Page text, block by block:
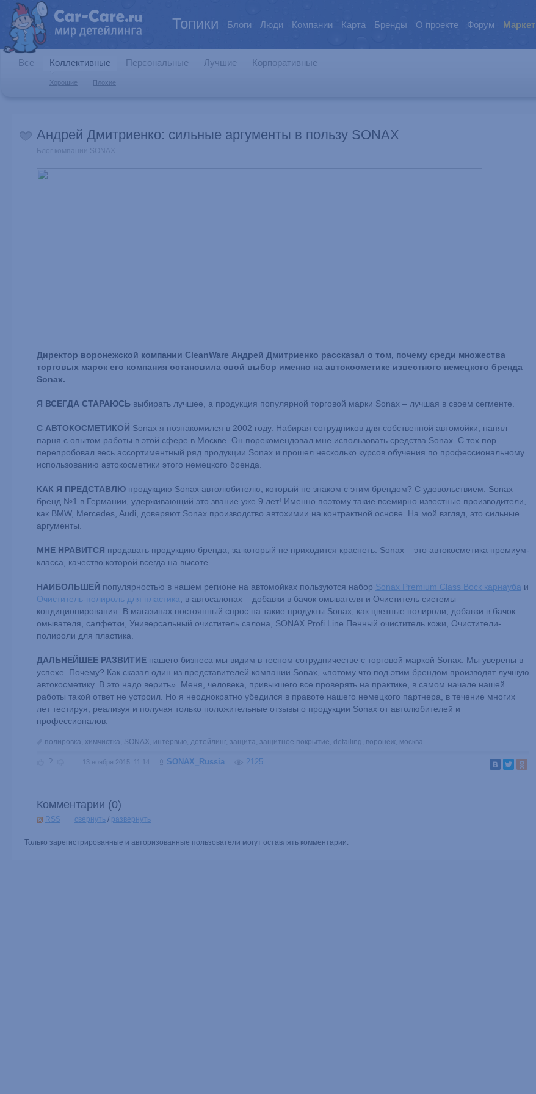
Топики Блоги Люди Компании Карта Бренды О проекте Форум Маркет
Все Коллективные
Хорошие Плохие
Персональные Лучшие Корпоративные
Андрей Дмитриенко: сильные аргументы в пользу SONAX
Блог компании SONAX
Директор воронежской компании CleanWare Андрей Дмитриенко рассказал о том, почему среди множества
торговых марок его компания остановила свой выбор именно на автокосметике известного немецкого бренда
Sonax.
Я ВСЕГДА СТАРАЮСЬ выбирать лучшее, а продукция популярной торговой марки Sonax – лучшая в своем сегменте.
С АВТОКОСМЕТИКОЙ Sonax я познакомился в 2002 году. Набирая сотрудников для собственной автомойки, нанял
парня с опытом работы в этой сфере в Москве. Он порекомендовал мне использовать средства Sonax. С тех пор
перепробовал весь ассортиментный ряд продукции Sonax и прошел несколько курсов обучения по профессиональному
использованию автокосметики этого немецкого бренда.
КАК Я ПРЕДСТАВЛЮ продукцию Sonax автолюбителю, который не знаком с этим брендом? С удовольствием: Sonax –
бренд №1 в Германии, удерживающий это звание уже 9 лет! Именно поэтому такие всемирно известные производители,
как BMW, Mercedes, Audi, доверяют Sonax производство автохимии на контрактной основе. На мой взгляд, это сильные
аргументы.
МНЕ НРАВИТСЯ продавать продукцию бренда, за который не приходится краснеть. Sonax – это автокосметика премиум-
класса, качество которой всегда на высоте.
НАИБОЛЬШЕЙ популярностью в нашем регионе на автомойках пользуются набор Sonax Premium Class Воск карнауба и
Очиститель-полироль для пластика , в автосалонах – добавки в бачок омывателя и Очиститель системы
кондиционирования. В магазинах постоянный спрос на такие продукты Sonax, как цветные полироли, добавки в бачок
омывателя, салфетки, Универсальный очиститель салона, SONAX Profi Line Пенный очиститель кожи, Очистители-
полироли для пластика.
ДАЛЬНЕЙШЕЕ РАЗВИТИЕ нашего бизнеса мы видим в тесном сотрудничестве с торговой маркой Sonax. Мы уверены в
успехе. Почему? Как сказал один из представителей компании Sonax, «потому что под этим брендом производят лучшую
автокосметику. В это надо верить». Меня, человека, привыкшего все проверять на практике, в самом начале нашей
работы такой ответ не устроил. Но я неоднократно убедился в правоте нашего немецкого партнера, в течение многих
лет тестируя, реализуя и получая только положительные отзывы о продукции Sonax от автолюбителей и
профессионалов.
полировка, химчистка, SONAX, интервью, детейлинг, защита, защитное покрытие, detailing, воронеж, москва
? 13 ноября 2015, 11:14 SONAX_Russia 2125
Комментарии (0)
RSS свернуть / развернуть
Только зарегистрированные и авторизованные пользователи могут оставлять комментарии.